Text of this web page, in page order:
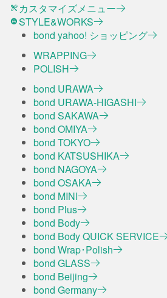
カスタマイズメニュー
STYLE&WORKS
bond yahoo! ショッピング
WRAPPING
POLISH
bond URAWA
bond URAWA-HIGASHI
bond SAKAWA
bond OMIYA
bond TOKYO
bond KATSUSHIKA
bond NAGOYA
bond OSAKA
bond MINI
bond Plus
bond Body
bond Body QUICK SERVICE
bond Wrap･Polish
bond GLASS
bond Beijing
bond Germany